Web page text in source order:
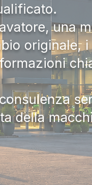
una
originale,
della